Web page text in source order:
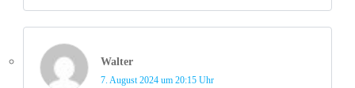
Walter
7. August 2024 um 20:15 Uhr